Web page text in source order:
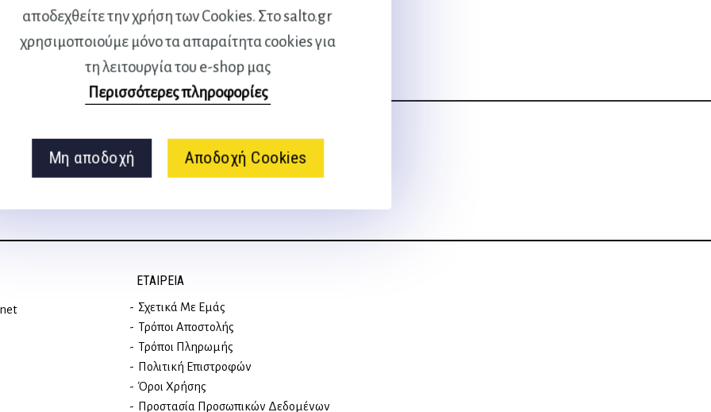
αποδεχθείτε την χρήση των Cookies. Στο salto.gr
χρησιμοποιούμε μόνο τα απαραίτητα cookies για
τη λειτουργία του e-shop μας
Περισσότερες πληροφορίες
Μη αποδοχή Αποδοχή Cookies
Ακολουθήστε μας
στα social media
ΕΤΑΙΡΕΊΑ
Σχετικά Με Εμάς
Τρόποι Αποστολής
Τρόποι Πληρωμής
Πολιτική Επιστροφών
Όροι Χρήσης
Προστασία Προσωπικών Δεδομένων